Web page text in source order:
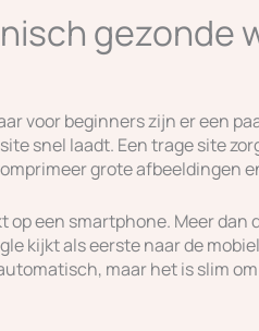
gezonde
voor beginners zijn er een
snel laadt. Een trage site
grote afbeeldingen
op een smartphone. Meer
kijkt als eerste naar de
maar het is slim